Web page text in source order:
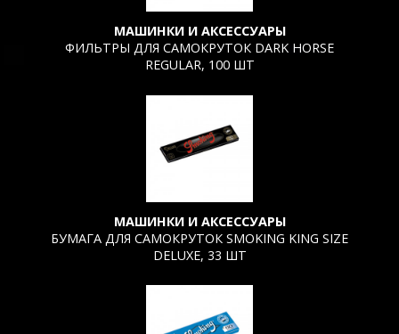
МАШИНКИ И АКСЕССУАРЫ
ФИЛЬТРЫ ДЛЯ САМОКРУТОК DARK HORSE
REGULAR, 100 ШТ
МАШИНКИ И АКСЕССУАРЫ
БУМАГА ДЛЯ САМОКРУТОК SMOKING KING SIZE
DELUXE, 33 ШТ